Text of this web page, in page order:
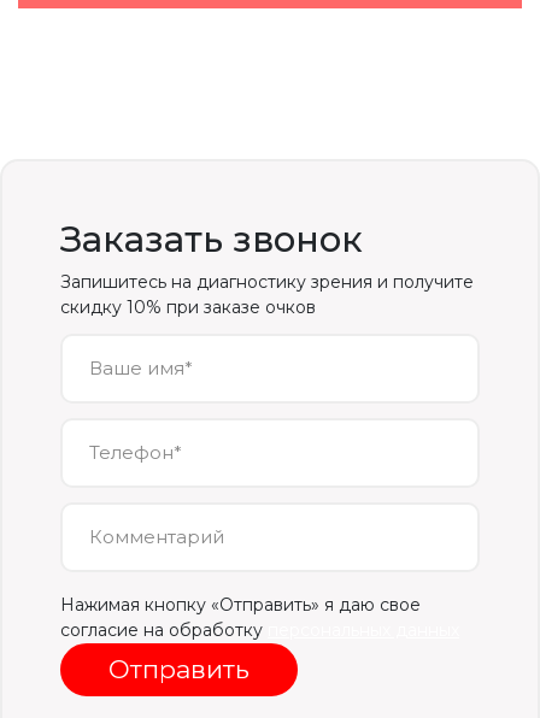
Заказать звонок
Запишитесь на диагностику зрения и получите
скидку 10% при заказе очков
Ваше имя*
Телефон*
Комментарий
Нажимая кнопку «Отправить» я даю свое
согласие на обработку
Отправить